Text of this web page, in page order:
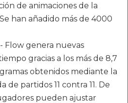
de animaciones de la
han añadido más de 4000
Flow genera nuevas
gracias a los más de 8,7
obtenidos mediante la
de partidos 11 contra 11. De
pueden ajustar